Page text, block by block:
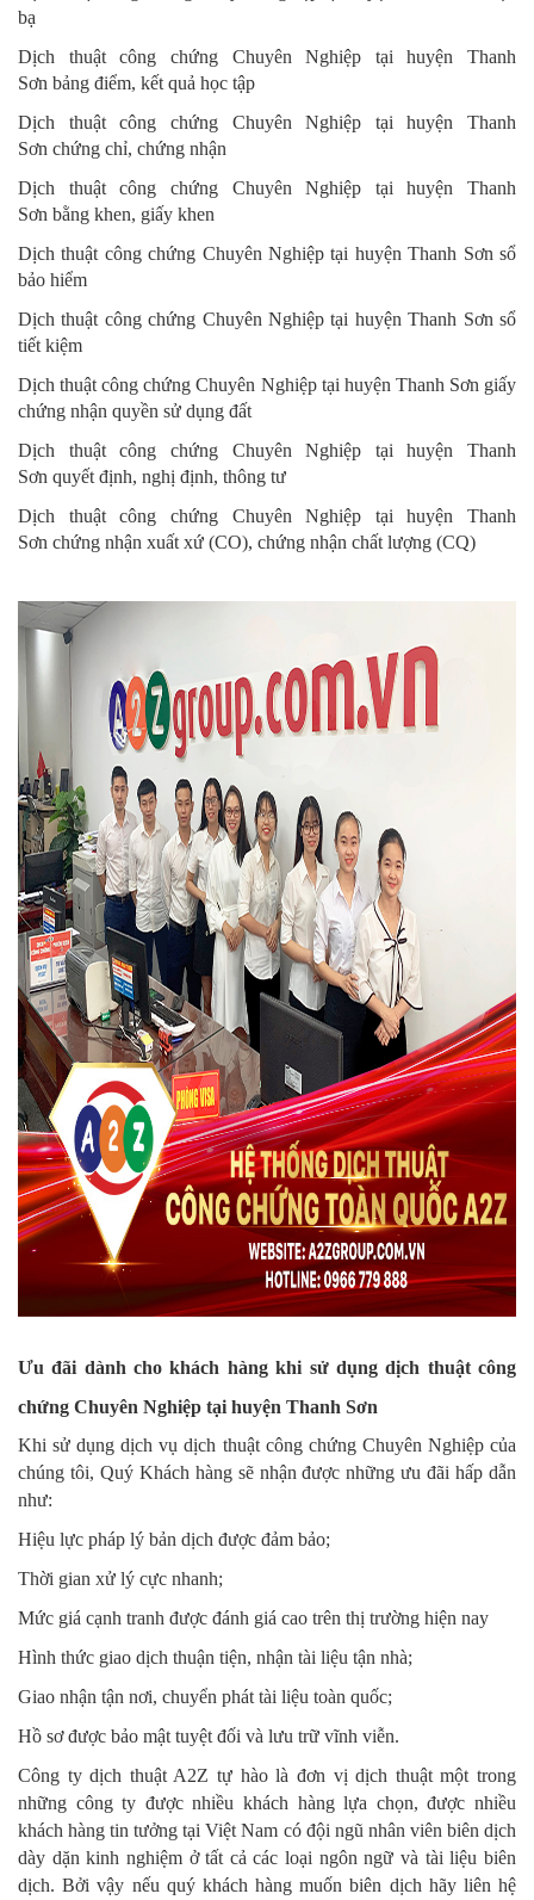
bạ
Dịch thuật công chứng Chuyên Nghiệp tại huyện Thanh
Sơn bảng điểm, kết quả học tập
Dịch thuật công chứng Chuyên Nghiệp tại huyện Thanh
Sơn chứng chỉ, chứng nhận
Dịch thuật công chứng Chuyên Nghiệp tại huyện Thanh
Sơn bằng khen, giấy khen
Dịch thuật công chứng Chuyên Nghiệptại huyện Thanh Sơnsổ
bảo hiểm
Dịch thuật công chứng Chuyên Nghiệptại huyện Thanh Sơnsổ
tiết kiệm
Dịch thuật công chứng Chuyên Nghiệp tại huyện Thanh Sơn giấy
chứng nhận quyền sử dụng đất
Dịch thuật công chứng Chuyên Nghiệp tại huyện Thanh
Sơn quyết định, nghị định, thông tư
Dịch thuật công chứng Chuyên Nghiệp tại huyện Thanh
Sơn chứng nhận xuất xứ (CO), chứng nhận chất lượng (CQ)
Ưu đãi dành cho khách hàng khi sử dụng dịch thuật công
chứng Chuyên Nghiệp tại huyện Thanh Sơn
Khi sử dụng dịch vụ dịch thuật công chứng Chuyên Nghiệp của
chúng tôi, Quý Khách hàng sẽ nhận được những ưu đãi hấp dẫn
như:
Hiệu lực pháp lý bản dịch được đảm bảo;
Thời gian xử lý cực nhanh;
Mức giá cạnh tranh được đánh giá cao trên thị trường hiện nay
Hình thức giao dịch thuận tiện, nhận tài liệu tận nhà;
Giao nhận tận nơi, chuyển phát tài liệu toàn quốc;
Hồ sơ được bảo mật tuyệt đối và lưu trữ vĩnh viễn.
Công ty dịch thuật A2Z tự hào là đơn vị dịch thuật một trong
những công ty được nhiều khách hàng lựa chọn, được nhiều
khách hàng tin tưởng tại Việt Nam có đội ngũ nhân viên biên dịch
dày dặn kinh nghiệm ở tất cả các loại ngôn ngữ và tài liệu biên
dịch. Bởi vậy nếu quý khách hàng muốn biên dịch hãy liên hệ